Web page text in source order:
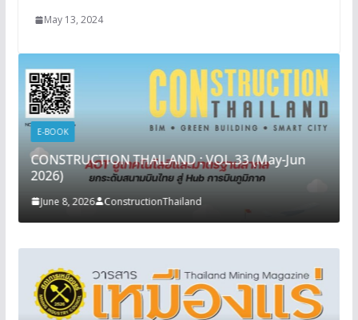
May 13, 2024
E-BOOK
CONSTRUCTION THAILAND : VOL.33 (May-Jun
2026)
June 8, 2026 ConstructionThailand